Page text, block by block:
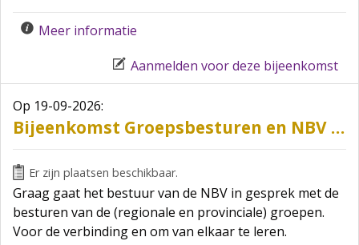
Meer informatie
Aanmelden voor deze bijeenkomst
Op 19-09-2026:
Bijeenkomst Groepsbesturen en NBV bestuur
Er zijn plaatsen beschikbaar.
Graag gaat het bestuur van de NBV in gesprek met de
besturen van de (regionale en provinciale) groepen.
Voor de verbinding en om van elkaar te leren.